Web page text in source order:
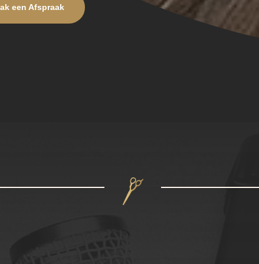
een Afspraak